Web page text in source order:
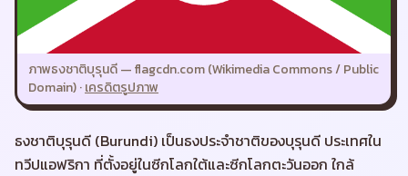
ภาพธงชาติบุรุนดี—flagcdn.com (Wikimedia Commons / Public
Domain)·เครดิตรูปภาพ
ธงชาติบุรุนดี (Burundi) เป็นธงประจำชาติของบุรุนดี ประเทศใน
ทวีปแอฟริกา ที่ตั้งอยู่ในซีกโลกใต้และซีกโลกตะวันออก ใกล้